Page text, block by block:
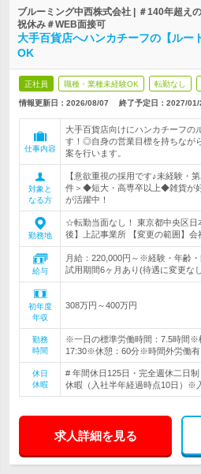
ブルーミング中西株式会社 | ＃140年超え
祝休み＃WEB面接可
大手百貨店へハンカチーフの【ルー
OK
正社員 職種・業種未経験OK 転勤なし
情報更新日：2026/08/07 終了予定日： 2027/01/
仕事内容
大手百貨店向けにハンカチーフの
す！◎自身の営業目標を持ちなが
案を行います。
対象と
なる方
【意欲重視の採用です♪未経験・
件＞◆短大・高専卒以上◆雑貨が
が活躍中！
勤務地
☆転勤当面なし！ 東京都中央区日
後】上記事業所 【変更の範囲】会
給与
月給：220,000円～※経験・年齢
試用期間6ヶ月あり(待遇に変更な
初年度
年収
308万円～400万円
勤務
時間
※一日の標準労働時間：7.5時間※
17:30※休憩：60分※時間外労働有
休日
休暇
# 年間休日125日・完全週休二日
休暇（入社半年経過時点10日）※
求人詳細を見る